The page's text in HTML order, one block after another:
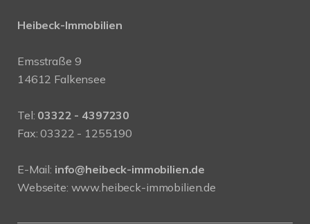
Heibeck-Immobilien
Emsstraße 9
14612 Falkensee
Tel: 03322 - 4397230
Fax: 03322 - 1255190
E-Mail: info@heibeck-immobilien.de
Webseite: www.heibeck-immobilien.de